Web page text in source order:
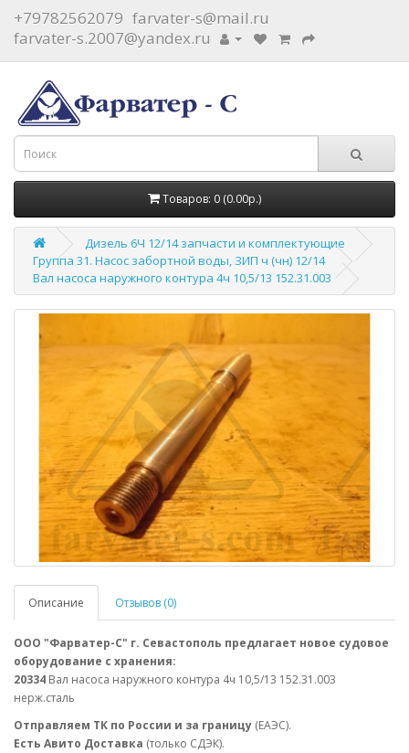
+79782562079 farvater-s@mail.ru
farvater-s.2007@yandex.ru
Товаров: 0 (0.00р.)
Дизель 6Ч 12/14 запчасти и комплектующие
Группа 31. Насос забортной воды, ЗИП ч (чн) 12/14
Вал насоса наружного контура 4ч 10,5/13 152.31.003
Описание Отзывов (0)
ООО "Фарватер-С" г. Севастополь предлагает новое судовое
оборудование с хранения:
20334 Вал насоса наружного контура 4ч 10,5/13 152.31.003
нерж.сталь
Отправляем ТК по России и за границу (ЕАЭС).
Есть Авито Доставка (только СДЭК).